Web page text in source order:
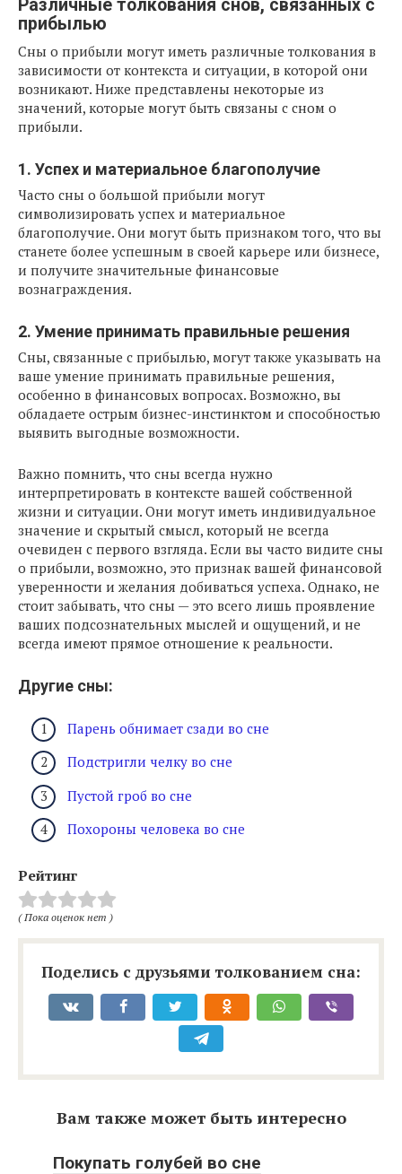
Различные толкования снов, связанных с
прибылью
Сны о прибыли могут иметь различные толкования в
зависимости от контекста и ситуации, в которой они
возникают. Ниже представлены некоторые из
значений, которые могут быть связаны с сном о
прибыли.
1. Успех и материальное благополучие
Часто сны о большой прибыли могут
символизировать успех и материальное
благополучие. Они могут быть признаком того, что вы
станете более успешным в своей карьере или бизнесе,
и получите значительные финансовые
вознаграждения.
2. Умение принимать правильные решения
Сны, связанные с прибылью, могут также указывать на
ваше умение принимать правильные решения,
особенно в финансовых вопросах. Возможно, вы
обладаете острым бизнес-инстинктом и способностью
выявить выгодные возможности.
Важно помнить, что сны всегда нужно
интерпретировать в контексте вашей собственной
жизни и ситуации. Они могут иметь индивидуальное
значение и скрытый смысл, который не всегда
очевиден с первого взгляда. Если вы часто видите сны
о прибыли, возможно, это признак вашей финансовой
уверенности и желания добиваться успеха. Однако, не
стоит забывать, что сны — это всего лишь проявление
ваших подсознательных мыслей и ощущений, и не
всегда имеют прямое отношение к реальности.
Другие сны:
Парень обнимает сзади во сне
Подстригли челку во сне
Пустой гроб во сне
Похороны человека во сне
Рейтинг
( Пока оценок нет )
Поделись с друзьями толкованием сна:
Вам также может быть интересно
Покупать голубей во сне